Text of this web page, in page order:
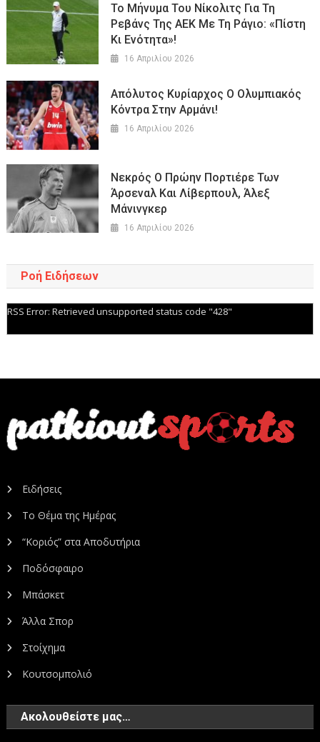
Το Μήνυμα Του Νίκολιτς Για Τη
Ρεβάνς Της ΑΕΚ Με Τη Ράγιο: «Πίστη
Κι Ενότητα»!
16 Απριλίου 2026
Απόλυτος Κυρίαρχος Ο Ολυμπιακός
Κόντρα Στην Αρμάνι!
16 Απριλίου 2026
Νεκρός Ο Πρώην Πορτιέρε Των
Άρσεναλ Και Λίβερπουλ, Άλεξ
Μάνινγκερ
16 Απριλίου 2026
Ροή Ειδήσεων
RSS Error: Retrieved unsupported status code "428"
Ειδήσεις
Το Θέμα της Ημέρας
“Κοριός” στα Αποδυτήρια
Ποδόσφαιρο
Μπάσκετ
Άλλα Σπορ
Στοίχημα
Κουτσομπολιό
Ακολουθείστε μας…